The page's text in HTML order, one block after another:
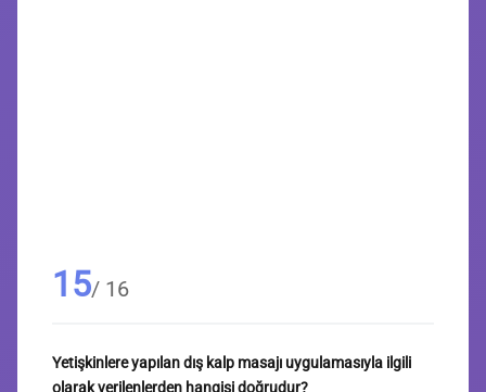
15/ 16
Yetişkinlere yapılan dış kalp masajı uygulamasıyla ilgili
olarak verilenlerden hangisi doğrudur?